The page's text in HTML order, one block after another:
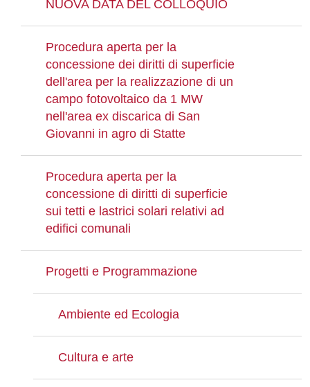
NUOVA DATA DEL COLLOQUIO
Procedura aperta per la
concessione dei diritti di superficie
dell'area per la realizzazione di un
campo fotovoltaico da 1 MW
nell'area ex discarica di San
Giovanni in agro di Statte
Procedura aperta per la
concessione di diritti di superficie
sui tetti e lastrici solari relativi ad
edifici comunali
Progetti e Programmazione
Ambiente ed Ecologia
Cultura e arte